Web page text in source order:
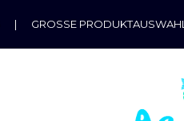
| GROSSE PRODUKTAUSWAHL